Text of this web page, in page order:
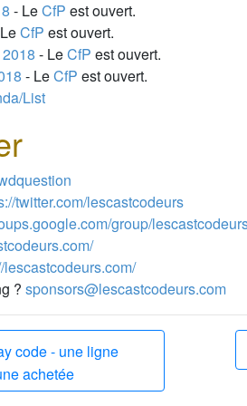
- LeCfP est ouvert.
CfP est ouvert.
- LeCfP est ouvert.
- LeCfP est ouvert.
List
twitter.com/lescastcodeurs
group/
lescastcodeurs.com/
? sponsors@lescastcodeurs.com
code - une ligne
achetée